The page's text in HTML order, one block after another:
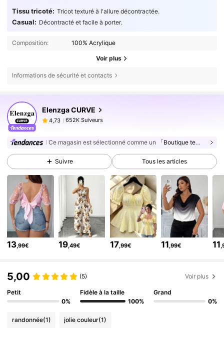
Tissu tricoté: Tricot texturé à l'allure décontractée.
Casual: Décontracté et facile à porter.
Composition: 100% Acrylique
Voir plus
Informations de sécurité et contacts
Elenzga CURVE
4,73
652K Suiveurs
d***7est en train de naviguer
652K Suiveurs
4,73 652K Suiveurs
652K Suiveurs
4,73 652K Suiveurs
4,73 652K Suiveurs
4,73 652K Suiveurs
4,73 652K Suiveurs
Ce magasin est sélectionné comme un 「Boutique tendance」
Suivre Tous les articles
13,99€ 19,49€ 17,99€ 11,99€ 11
5,00 (5) Voir plus
Petit
0%
Fidèle à la taille
100%
Grand
0%
randonnée(1) jolie couleur(1)